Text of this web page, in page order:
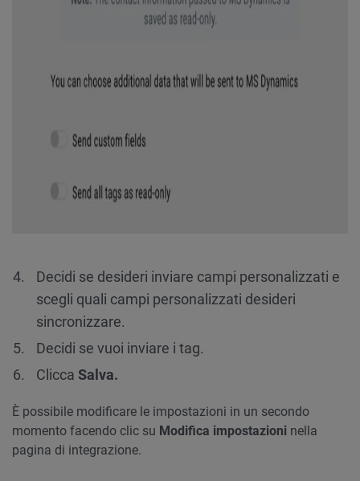
Decidi se desideri inviare campi personalizzati e
scegli quali campi personalizzati desideri
sincronizzare.
Decidi se vuoi inviare i tag.
Clicca Salva.
È possibile modificare le impostazioni in un secondo
momento facendo clic su Modifica impostazioni nella
pagina di integrazione.